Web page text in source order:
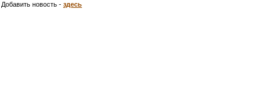
Добавить новость - здесь